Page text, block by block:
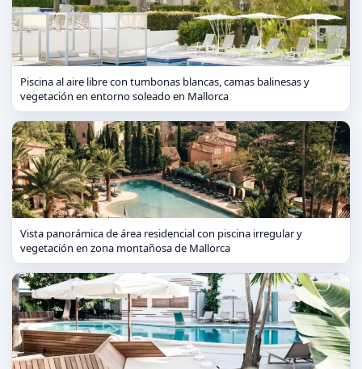
Piscina al aire libre con tumbonas blancas, camas balinesas y
vegetación en entorno soleado en Mallorca
Vista panorámica de área residencial con piscina irregular y
vegetación en zona montañosa de Mallorca